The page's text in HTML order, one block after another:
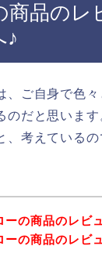
品のレ
♪
ご自身で色
だと思いま
、考えている
の商品のレビ
の商品のレビ